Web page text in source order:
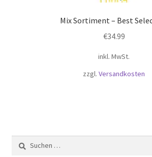
Mix Sortiment – Best
€34.99
inkl. MwSt.
zzgl. Versandkosten
nach: